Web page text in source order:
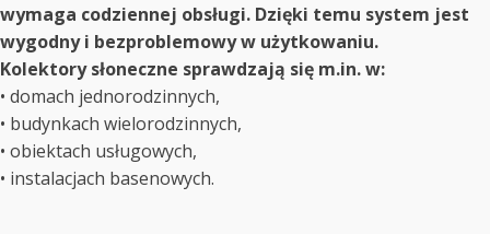
wymaga codziennej obsługi. Dzięki temu system jest
wygodny i bezproblemowy w użytkowaniu.
Kolektory słoneczne sprawdzają się m.in. w:
• domach jednorodzinnych,
• budynkach wielorodzinnych,
• obiektach usługowych,
• instalacjach basenowych.